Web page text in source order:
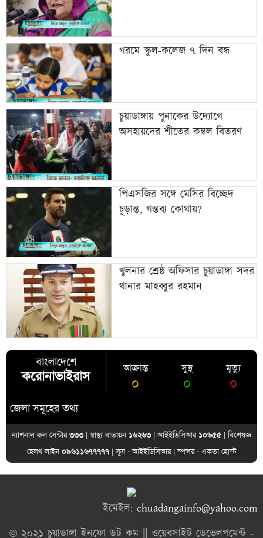
গরমে স্কুল-কলেজ ৭ দিন বন্ধ
চুয়াডাঙ্গায় পুনাকের উদ্যোগে
অসহায়দের শীতের কম্বল বিতরণ
পিএসজির সঙ্গে মেসির বিচ্ছেদ
চূড়ান্ত, গন্তব্য কোথায়?
খুলনার শ্রেষ্ঠ অফিসার চুয়াডাঙ্গা সদর
থানার মাহব্বুর রহমান
বাংলাদেশে
করোনাভাইরাস
আক্রান্ত
০
সুস্থ
০
মৃত্যু
০
সমূহের তথ্য
ন্যাশনাল কল সেন্টার৩৩৩ | স্বাস্থ্য বাতায়ন ১৬২৬৩ | আইইডিসিআর ১০৬৫৫| বিশেষজ্ঞ
হেলথ লাইন ০৯৬১১৬৭৭৭৭৭| সূত্র -আইইডিসিআর| স্পন্সর - একতা হোস্ট
ইমেইল: chuadangainfo@yahoo.com
© ২০২১ চুয়াডাঙ্গা ইনফো ডট কম || ওয়েবসাইট ডেভেলপমেন্ট -